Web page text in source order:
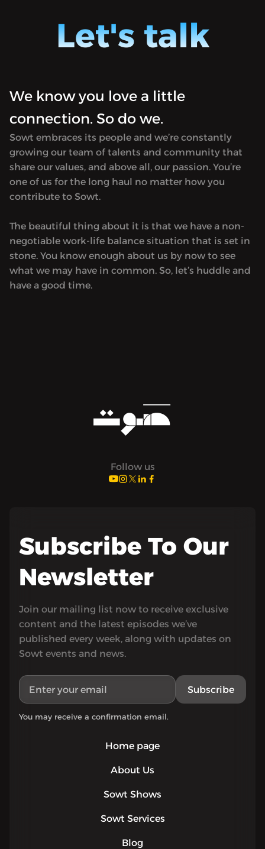
بودكاست معلوم عن طريق إجابة أسئلة
الاستبيان في هذاLet's talk
We know you love a little
connection. So do we.
Sowt embraces its people and we’re constantly
growing our team of talents and community that
share our values, and above all, our passion. You’re
one of us for the long haul no matter how you
contribute to Sowt.
The beautiful thing about it is that we have a non-
negotiable work-life balance situation that is set in
stone. You know enough about us by now to see
what we may have in common. So, let’s huddle and
have a good time.
Follow us
Home page
About Us
Sowt Shows
Sowt Services
Blog
Subscribe To Our
Newsletter
Join our mailing list now to receive exclusive
content and the latest episodes we’ve
published every week, along with updates on
Sowt events and news.
Subscribe
You may receive a confirmation email.